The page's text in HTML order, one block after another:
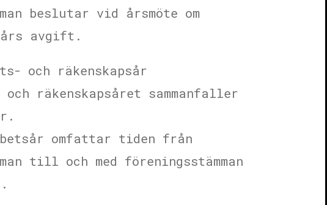
beslutar vid årsmöte om
års avgift.
och räkenskapsår
och räkenskapsåret sammanfaller
omfattar tiden från
till och med föreningsstämman